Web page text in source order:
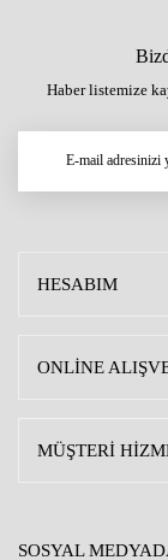
Haber listemize
HESABIM
ONLİNE
MÜŞTERİ
SOSYAL